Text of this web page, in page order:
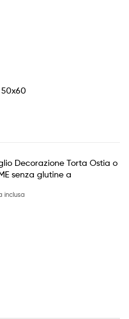
Decorazione Torta Ostia o
senza glutine a
inclusa